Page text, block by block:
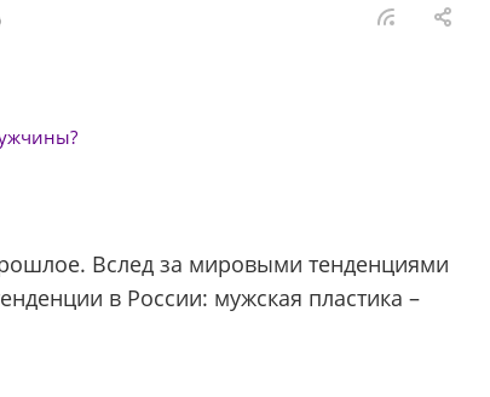
Вслед за мировыми тенденциями
в России: мужская пластика –